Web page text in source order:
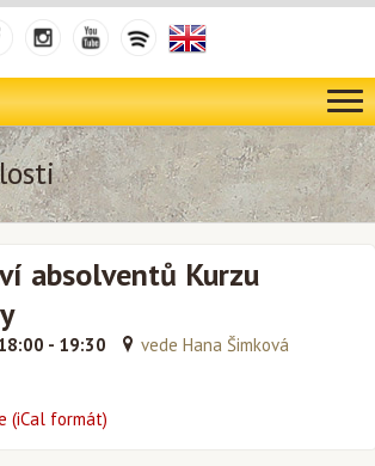
absolventů Kurzu
- 19:30 vede Hana Šimková
(iCal formát)